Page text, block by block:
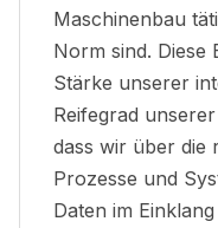
Maschinenbau
Norm sind. Diese
Stärke unserer
Reifegrad
dass wir über die
Prozesse und
Daten im